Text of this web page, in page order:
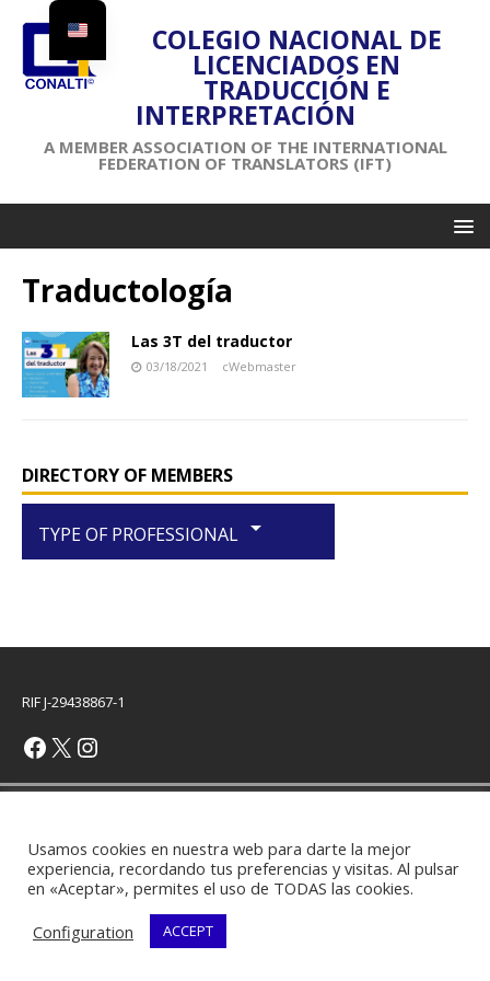
COLEGIO NACIONAL DE
LICENCIADOS EN
TRADUCCIÓN E
INTERPRETACIÓN
A MEMBER ASSOCIATION OF THE INTERNATIONAL
FEDERATION OF TRANSLATORS (IFT)
Traductología
Las 3T del traductor⁣
03/18/2021 cWebmaster
DIRECTORY OF MEMBERS
TYPE OF PROFESSIONAL arrow_drop_down
RIF J-29438867-1
Usamos cookies en nuestra web para darte la mejor
experiencia, recordando tus preferencias y visitas. Al pulsar
en «Aceptar», permites el uso de TODAS las cookies.
Configuration
ACCEPT